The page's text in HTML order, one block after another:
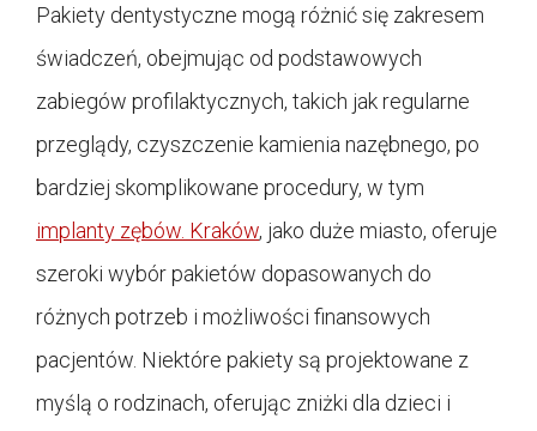
Pakiety dentystyczne mogą różnić się zakresem
świadczeń, obejmując od podstawowych
zabiegów profilaktycznych, takich jak regularne
przeglądy, czyszczenie kamienia nazębnego, po
bardziej skomplikowane procedury, w tym
implanty zębów. Kraków, jako duże miasto, oferuje
szeroki wybór pakietów dopasowanych do
różnych potrzeb i możliwości finansowych
pacjentów. Niektóre pakiety są projektowane z
myślą o rodzinach, oferując zniżki dla dzieci i